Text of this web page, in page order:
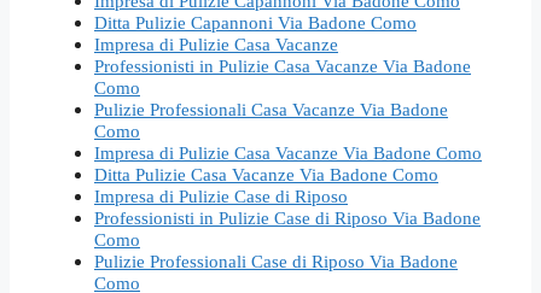
Ditta Pulizie Capannoni Via Badone Como
Impresa di Pulizie Casa Vacanze
Professionisti in Pulizie Casa Vacanze Via Badone
Como
Pulizie Professionali Casa Vacanze Via Badone
Como
Impresa di Pulizie Casa Vacanze Via Badone Como
Ditta Pulizie Casa Vacanze Via Badone Como
Impresa di Pulizie Case di Riposo
Professionisti in Pulizie Case di Riposo Via Badone
Como
Pulizie Professionali Case di Riposo Via Badone
Como